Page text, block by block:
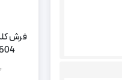
فرش
604-5، کرم